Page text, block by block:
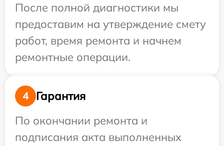
После полной диагностики мы
предоставим на утверждение смету
работ, время ремонта и начнем
ремонтные операции.
4
Гарантия
По окончании ремонта и
подписания акта выполненных